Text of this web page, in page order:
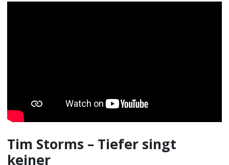
Tim Storms – Tiefer singt
keiner